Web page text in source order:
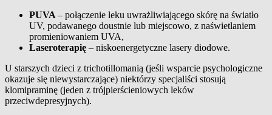
PUVA – połączenie leku uwrażliwiającego skórę na światło
UV, podawanego doustnie lub miejscowo, z naświetlaniem
promieniowaniem UVA,
Laseroterapię – niskoenergetyczne lasery diodowe.
U starszych dzieci z trichotillomanią (jeśli wsparcie psychologiczne
okazuje się niewystarczające) niektórzy specjaliści stosują
klomipraminę (jeden z trójpierścieniowych leków
przeciwdepresyjnych).